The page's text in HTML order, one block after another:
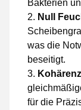
Bakterien
Null
was die
beseitigt.
Kohärenz
für die